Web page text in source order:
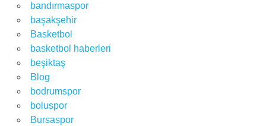
bandırmaspor
başakşehir
Basketbol
basketbol haberleri
beşiktaş
Blog
bodrumspor
boluspor
Bursaspor